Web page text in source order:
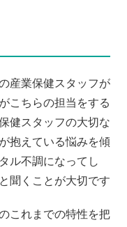
産業保健スタッフが
こちらの担当をする
健スタッフの大切な
抱えている悩みを傾
ル不調になってし
聞くことが大切です
これまでの特性を把